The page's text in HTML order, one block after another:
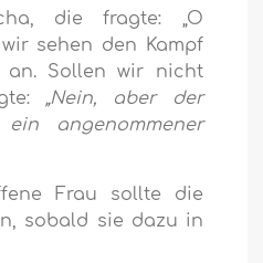
die fragte: „O
sehen den Kampf
Sollen wir nicht
„Nein, aber der
angenommener
Frau sollte die
sobald sie dazu in